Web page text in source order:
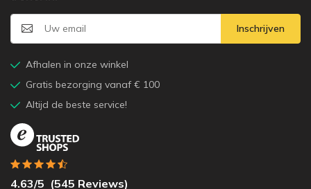
Inschrijven
Afhalen in onze winkel
Gratis bezorging vanaf € 100
Altijd de beste service!
4.63/5 (545 Reviews)